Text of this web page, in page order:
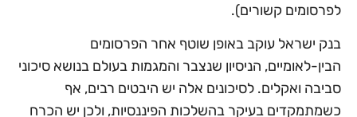
לפרסומים קשורים).
בנק ישראל עוקב באופן שוטף אחר הפרסומים
הבין-לאומיים, הניסיון שנצבר והמגמות בעולם בנושא סיכוני
סביבה ואקלים. לסיכונים אלה יש היבטים רבים, אף
כשמתמקדים בעיקר בהשלכות הפיננסיות, ולכן יש הכרח